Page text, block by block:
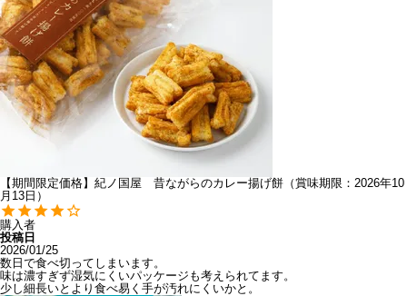
【期間限定価格】紀ノ国屋 昔ながらのカレー揚げ餅（賞味期限：2026年10
月13日）
購入者
投稿日
2026/01/25
数日で食べ切ってしまいます。
味は濃すぎず湿気にくいパッケージも考えられてます。
少し細長いとより食べ易く手が汚れにくいかと。